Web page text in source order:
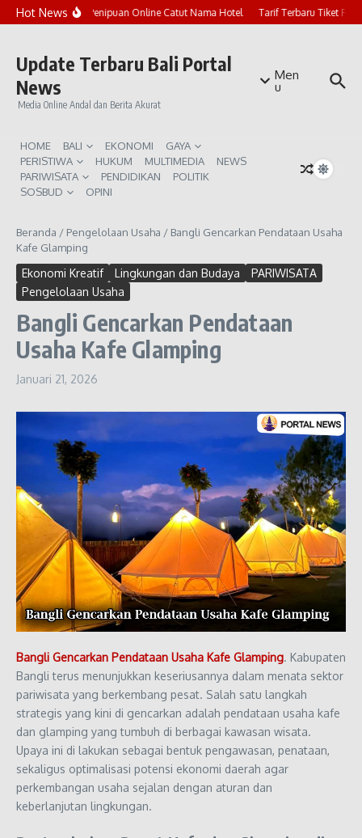
Lewati ke konten
Hot NewsMarak Penipuan Online Catut Nama Hotel Tarif Terbaru Tiket
Update Terbaru Bali Portal
News
Media Online Andal dan Berita Akurat
Men
u
HOME BALI EKONOMI
GAYA
PERISTIWA
HUKUM MULTIMEDIA
NEWS
PARIWISATA
PENDIDIKAN
POLITIK
SOSBUD
OPINI
Beranda / Pengelolaan Usaha / Bangli Gencarkan Pendataan Usaha
Kafe Glamping
Ekonomi Kreatif Lingkungan dan Budaya
PARIWISATA
Pengelolaan Usaha
Bangli Gencarkan Pendataan
Usaha Kafe Glamping
Januari 21, 2026
Bangli Gencarkan Pendataan Usaha Kafe Glamping. Kabupaten
Bangli terus menunjukkan keseriusannya dalam menata sektor
pariwisata yang berkembang pesat. Salah satu langkah
strategis yang kini di gencarkan adalah pendataan usaha kafe
dan glamping yang tumbuh di berbagai kawasan wisata.
Upaya ini di lakukan sebagai bentuk pengawasan, penataan,
sekaligus optimalisasi potensi ekonomi daerah agar
perkembangan usaha sejalan dengan aturan dan
keberlanjutan lingkungan.